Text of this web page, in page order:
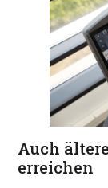
Auch
erreichen